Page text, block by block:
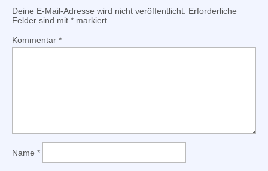
Deine E-Mail-Adresse wird nicht veröffentlicht. Erforderliche
Felder sind mit * markiert
Kommentar *
Name *